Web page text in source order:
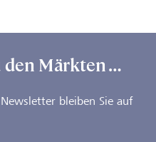
Märkten …
bleiben Sie auf